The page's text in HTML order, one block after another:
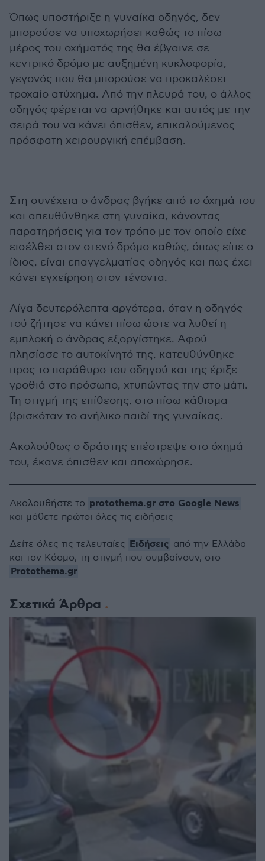
Όπως υποστήριξε η γυναίκα οδηγός, δεν
μπορούσε να υποχωρήσει καθώς το πίσω
μέρος του οχήματός της θα έβγαινε σε
κεντρικό δρόμο με αυξημένη κυκλοφορία,
γεγονός που θα μπορούσε να προκαλέσει
τροχαίο ατύχημα. Από την πλευρά του, ο άλλος
οδηγός φέρεται να αρνήθηκε και αυτός με την
σειρά του να κάνει όπισθεν, επικαλούμενος
πρόσφατη χειρουργική επέμβαση.
Στη συνέχεια ο άνδρας βγήκε από το όχημά του
και απευθύνθηκε στη γυναίκα, κάνοντας
παρατηρήσεις για τον τρόπο με τον οποίο είχε
εισέλθει στον στενό δρόμο καθώς, όπως είπε ο
ίδιος, είναι επαγγελματίας οδηγός και πως έχει
κάνει εγχείρηση στον τένοντα.
Λίγα δευτερόλεπτα αργότερα, όταν η οδηγός
τού ζήτησε να κάνει πίσω ώστε να λυθεί η
εμπλοκή ο άνδρας εξοργίστηκε. Αφού
πλησίασε το αυτοκίνητό της, κατευθύνθηκε
προς το παράθυρο του οδηγού και της έριξε
γροθιά στο πρόσωπο, χτυπώντας την στο μάτι.
Τη στιγμή της επίθεσης, στο πίσω κάθισμα
βρισκόταν το ανήλικο παιδί της γυναίκας.
Ακολούθως ο δράστης επέστρεψε στο όχημά
του, έκανε όπισθεν και αποχώρησε.
Σχετικά Άρθρα
Ακολουθήστε το protothema.gr στο Google News
και μάθετε πρώτοι όλες τις ειδήσεις
Δείτε όλες τις τελευταίες Ειδήσεις από την Ελλάδα
και τον Κόσμο, τη στιγμή που συμβαίνουν, στο
Protothema.gr